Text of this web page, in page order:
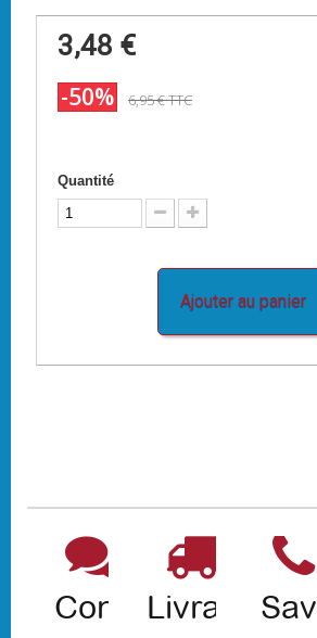
3,48 €
-50% 6,95 €TTC
Quantité
Ajouter au panier
ContactLivraisonSav